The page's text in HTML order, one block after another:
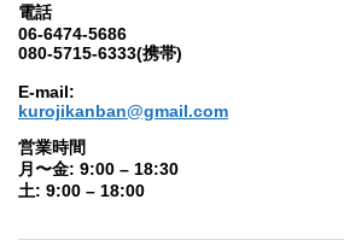
電話
06-6474-5686
080-5715-6333(携帯)
E-mail:
kurojikanban@gmail.com
営業時間
月〜金: 9:00 – 18:30
土: 9:00 – 18:00